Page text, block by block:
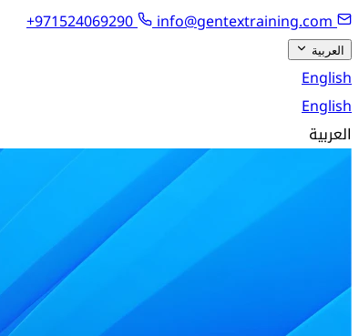
info@gentextraining.com
+971524069290
العربية
English
English
العربية